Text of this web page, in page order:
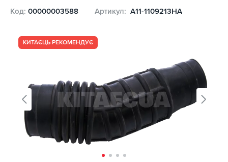
Код: 00000003588 Артикул: A11-1109213HA
КИТАЄЦЬ РЕКОМЕНДУЄ